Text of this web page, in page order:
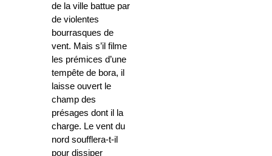
de la ville battue par
de violentes
bourrasques de
vent. Mais s’il filme
les prémices d’une
tempête de bora, il
laisse ouvert le
champ des
présages dont il la
charge. Le vent du
nord soufflera-t-il
pour dissiper